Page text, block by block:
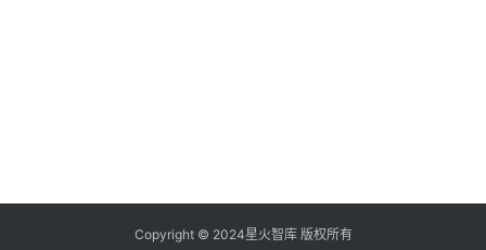
Copyright © 2024星火智库 版权所有